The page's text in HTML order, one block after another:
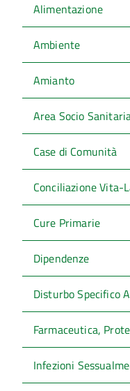
Alimentazione
Ambiente
Amianto
Area Socio
Case di Comunità
Conciliazione Vita-
Cure Primarie
Dipendenze
Disturbo Specifico
Farmaceutica,
Infezioni